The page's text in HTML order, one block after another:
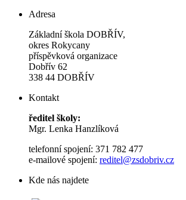
Adresa
Základní škola DOBŘÍV,
okres Rokycany
příspěvková organizace
Dobřív 62
338 44 DOBŘÍV
Kontakt
ředitel školy:
Mgr. Lenka Hanzlíková
telefonní spojení: 371 782 477
e-mailové spojení: reditel@zsdobriv.cz
Kde nás najdete